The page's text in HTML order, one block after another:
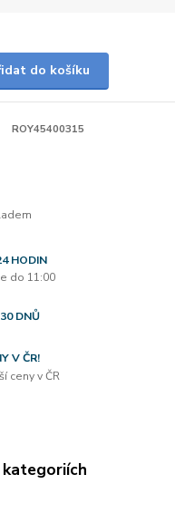
do košíku
ROY45400315
HODIN
do 11:00
DNŮ
V ČR!
ceny v ČR